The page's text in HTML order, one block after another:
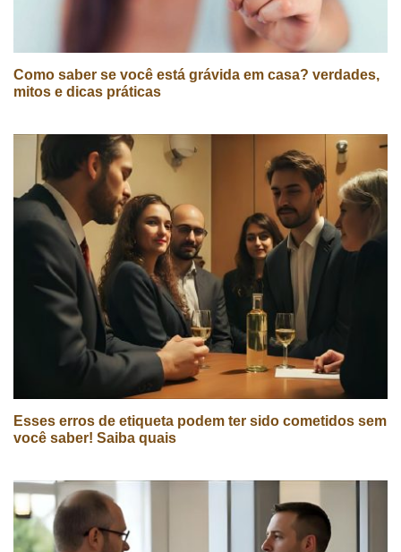
Como saber se você está grávida em casa? verdades,
mitos e dicas práticas
Esses erros de etiqueta podem ter sido cometidos sem
você saber! Saiba quais